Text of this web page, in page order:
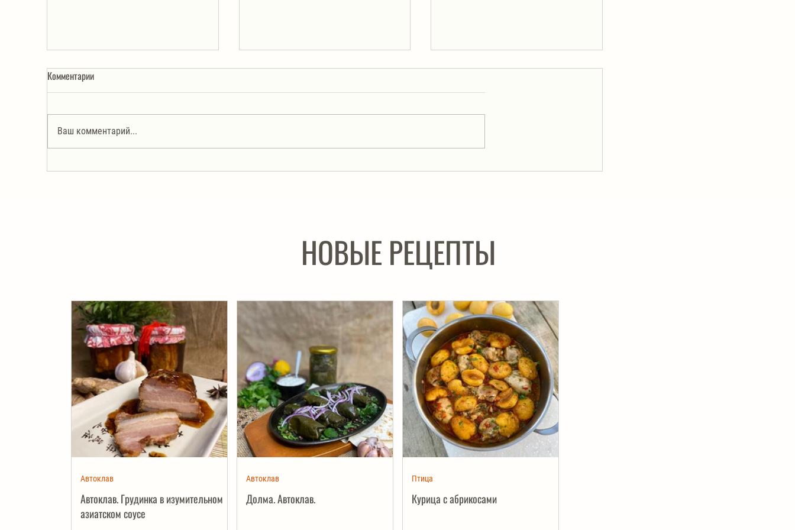
Салат из корейской моркови с
Салат из сельди «Лисья шубка»,
Комментарии
Ваш комментарий...
НОВЫЕ РЕЦЕПТЫ
Автоклав. Грудинка в изумительном
азиатском соусе
Автоклав
Долма. Автоклав.
Автоклав
Курица с абрикосами
Птица